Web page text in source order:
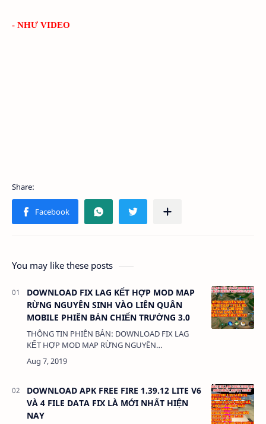
- NHƯ VIDEO
You may like these posts
DOWNLOAD FIX LAG KẾT HỢP MOD MAP
RỪNG NGUYÊN SINH VÀO LIÊN QUÂN
MOBILE PHIÊN BẢN CHIẾN TRƯỜNG 3.0
THÔNG TIN PHIÊN BẢN: DOWNLOAD FIX LAG
KẾT HỢP MOD MAP RỪNG NGUYÊN
SINH VÀO LIÊN QUÂN MOBILE PHIÊN BẢN
DOWNLOAD APK FREE FIRE 1.39.12 LITE V6
VÀ 4 FILE DATA FIX LÀ MỚI NHẤT HIỆN
NAY